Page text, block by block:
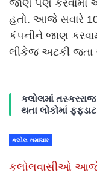
જાણ પણ કરવામાં
હતો. આજે સવારે
કંપનીને જાણ
લીકેજ અટકી જતા
કલોલમાં તસ્કરરાજ
થતા લોકોમાં
કલોલ સમાચાર
કલોલવાસીઓ આજે